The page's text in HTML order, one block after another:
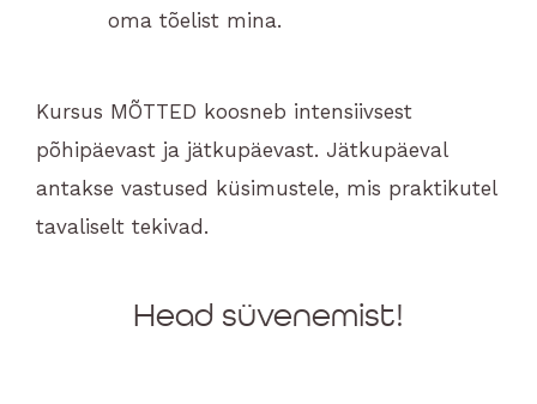
oma tõelist mina.
Kursus MÕTTED koosneb intensiivsest
põhipäevast ja jätkupäevast. Jätkupäeval
antakse vastused küsimustele, mis praktikutel
tavaliselt tekivad.
Head süvenemist!